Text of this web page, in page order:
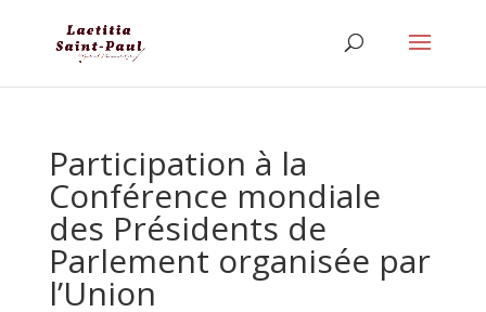
Participation à la
Conférence mondiale
des Présidents de
Parlement organisée par
l’Union